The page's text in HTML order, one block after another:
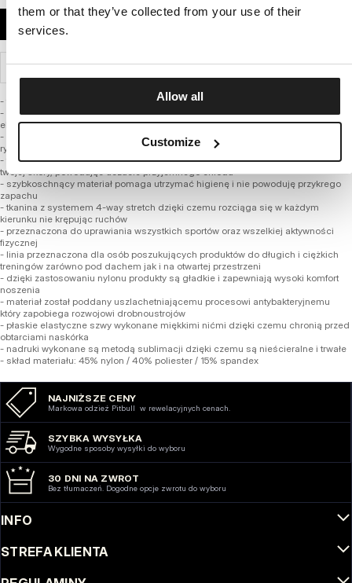
them or that they’ve collected from your use of their
services.
Allow all
Customize
WYSYŁKA I ZWROTY
- fason dopasowany do sylwetki
- wykonana z najwyższej jakości włókien poliamidowych z dodatkiem
elastycznej przędzy
- znacznie szlachetniejsza mieszanka tkaniny niż powszechnie występujące na
rynku
- termo aktywna i oddychająca dzięki czemu doskonale odprowadza ciepło z
twojej skóry, powodując uczucie przyjemnego chłodu
- szybkoschnący materiał pomaga utrzymać higienę i nie powoduję przykrego
zapachu
- tkanina z systemem 4-way stretch dzięki czemu rozciąga się w każdym
kierunku nie krępując ruchów
- przeznaczona do uprawiania wszystkich sportów oraz wszelkiej aktywności
fizycznej
- linia przeznaczona dla osób poszukujących produktów do długich i ciężkich
treningów zarówno pod dachem jak i na otwartej przestrzeni
- dzięki zastosowaniu nylonu produkty są gładkie i zapewniają wysoki komfort
noszenia
- materiał został poddany uszlachetniającemu procesowi antybakteryjnemu
który zapobiega rozwojowi drobnoustrojów
- płaskie elastyczne szwy wykonane miękkimi nićmi dzięki czemu chronią przed
obtarciami naskórka
- nadruki wykonane są metodą sublimacji dzięki czemu są nieścieralne i trwałe
- skład materiału: 45% nylon / 40% poliester / 15% spandex
NAJNIŻSZE CENY
Markowa odzież Pitbull w rewelacyjnych cenach.
SZYBKA WYSYŁKA
Wygodne sposoby wysyłki do wyboru
30 DNI NA ZWROT
Bez tłumaczeń. Dogodne opcje zwrotu do wyboru
INFO
STREFA KLIENTA